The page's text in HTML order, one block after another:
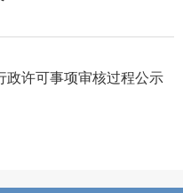
政许可事项审核过程公示